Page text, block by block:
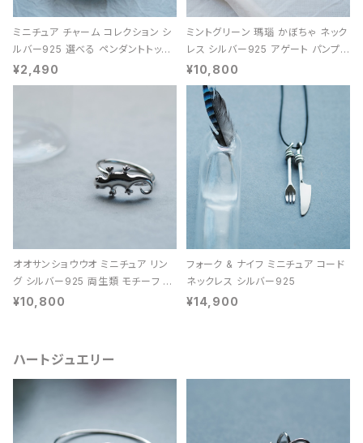
ミニチュア チャーム コレクション シ
ルバー925 選べる ペンダントトップ
レディース ユニセックス
¥2,490
ミントグリーン 瑪瑙 かぼちゃ ネック
レス シルバー925 アゲート パンプキ
ン 天然石 レディース
¥10,800
オオサンショウウオ ミニチュア リン
グ シルバー925 両生類 モチーフ レ
ディース ユニセックス
¥10,800
フォーク & ナイフ ミニチュア コード
ネックレス シルバー925
¥14,900
ハートジュエリー